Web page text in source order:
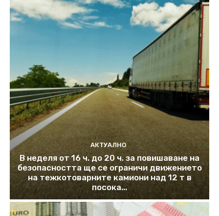
АКТУАЛНО
В неделя от 16 ч. до 20 ч. за повишаване на
безопасността ще се ограничи движението
на тежкотоварните камиони над 12 т в
посока...